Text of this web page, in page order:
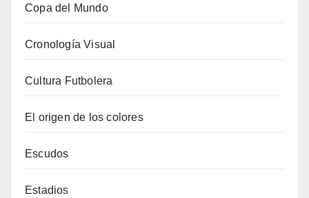
Copa del Mundo
Cronología Visual
Cultura Futbolera
El origen de los colores
Escudos
Estadios